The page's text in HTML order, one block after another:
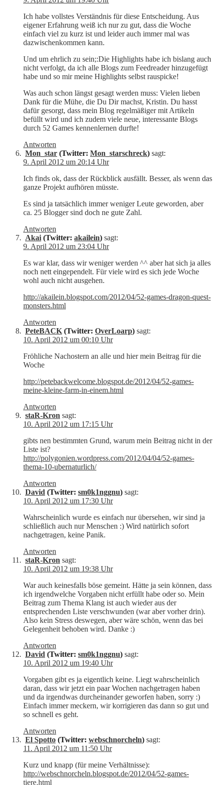
Ich habe vollstes Verständnis für diese Entscheidung. Aus
eigener Erfahrung weiß ich nur zu gut, dass die Woche
einfach viel zu kurz ist und leider auch immer mal was
dazwischenkommen kann.
Und um ehrlich zu sein;:Die Highlights habe ich bislang auch
nicht verfolgt, da ich alle Blogs zum Feedreader hinzugefügt
habe und so mir meine Highlights selbst rauspicke!
Was auch schon längst gesagt werden muss: Vielen lieben
Dank für die Mühe, die Du Dir machst, Kristin. Du hasst
dafür gesorgt, dass mein Blog regelmäßiger mit Artikeln
befüllt wird und ich zudem viele neue, interessante Blogs
durch 52 Games kennenlernen durfte!
Antworten
Mon_star (Twitter: Mon_starschreck) sagt:
9. April 2012 um 20:14 Uhr
Ich finds ok, dass der Rückblick ausfällt. Besser, als wenn das
ganze Projekt aufhören müsste.
Es sind ja tatsächlich immer weniger Leute geworden, aber
ca. 25 Blogger sind doch ne gute Zahl.
Antworten
Akai (Twitter: akailein) sagt:
9. April 2012 um 23:04 Uhr
Es war klar, dass wir weniger werden ^^ aber hat sich ja alles
noch nett eingependelt. Für viele wird es sich jede Woche
wohl auch nicht ausgehen.
http://akailein.blogspot.com/2012/04/52-games-dragon-quest-
monsters.html
Antworten
PeteBACK (Twitter: OverLoarp) sagt:
10. April 2012 um 00:10 Uhr
Fröhliche Nachostern an alle und hier mein Beitrag für die
Woche
http://petebackwelcome.blogspot.de/2012/04/52-games-
meine-kleine-farm-in-einem.html
Antworten
staR-Kron sagt:
10. April 2012 um 17:15 Uhr
gibts nen bestimmten Grund, warum mein Beitrag nicht in der
Liste ist?
http://polygonien.wordpress.com/2012/04/04/52-games-
thema-10-ubernaturlich/
Antworten
David (Twitter: sm0k1nggnu) sagt:
10. April 2012 um 17:30 Uhr
Wahrscheinlich wurde es einfach nur übersehen, wir sind ja
schließlich auch nur Menschen :) Wird natürlich sofort
nachgetragen, keine Panik.
Antworten
staR-Kron sagt:
10. April 2012 um 19:38 Uhr
War auch keinesfalls böse gemeint. Hätte ja sein können, dass
ich irgendwelche Vorgaben nicht erfüllt habe oder so. Mein
Beitrag zum Thema Klang ist auch wieder aus der
entsprechenden Liste verschwunden (war aber vorher drin).
Also kein Stress deswegen, aber wäre schön, wenn das bei
Gelegenheit behoben wird. Danke :)
Antworten
David (Twitter: sm0k1nggnu) sagt:
10. April 2012 um 19:40 Uhr
Vorgaben gibt es ja eigentlich keine. Liegt wahrscheinlich
daran, dass wir jetzt ein paar Wochen nachgetragen haben
und da irgendwas durcheinander geworfen haben, sorry :)
Einfach immer meckern, wir korrigieren das dann so gut und
so schnell es geht.
Antworten
El Spotto (Twitter: webschnorcheln) sagt:
11. April 2012 um 11:50 Uhr
Kurz und knapp (für meine Verhältnisse):
http://webschnorcheln.blogspot.de/2012/04/52-games-
tiere.html